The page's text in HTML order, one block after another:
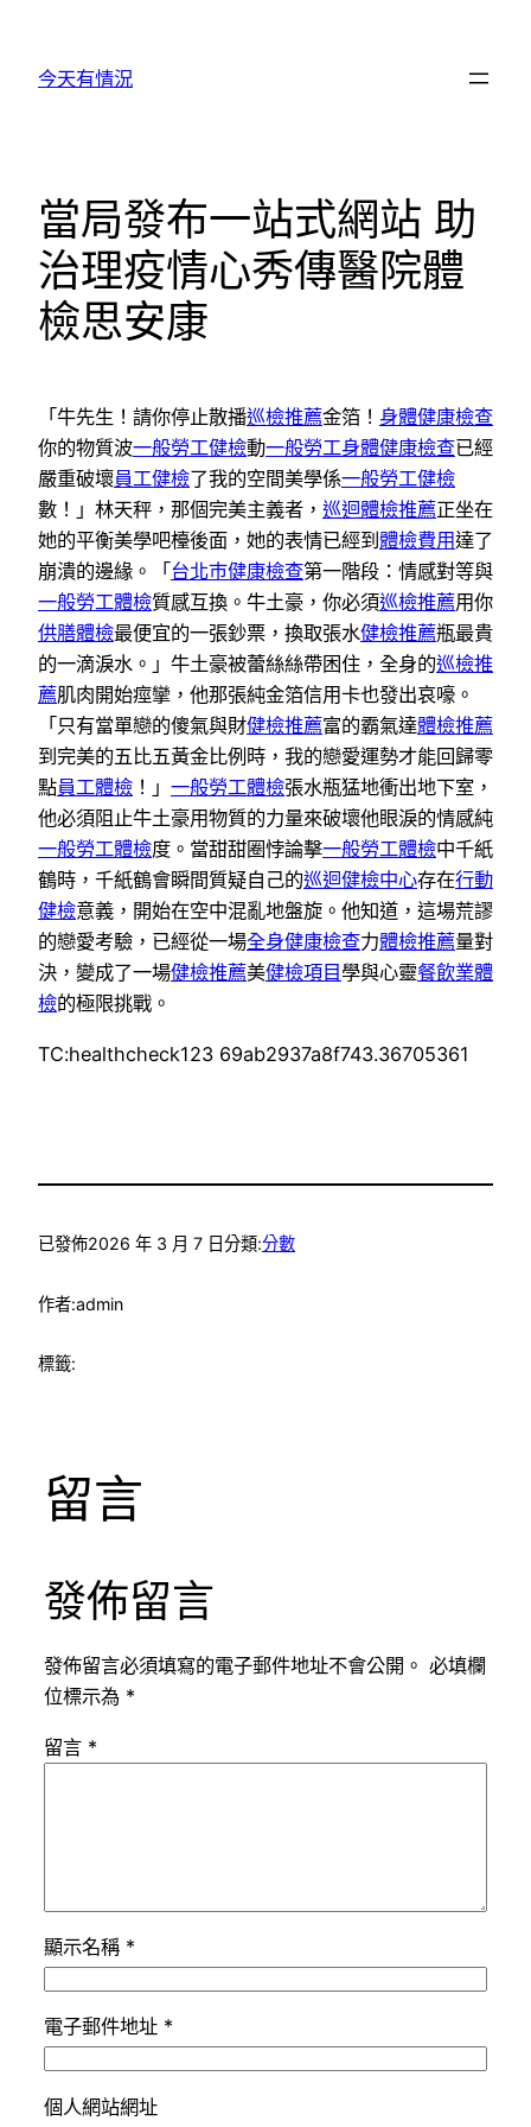
今天有情況
當局發布一站式網站 助
治理疫情心秀傳醫院體
檢思安康
「牛先生！請你停止散播巡檢推薦金箔！ 身體健康檢查
你的物質波一般勞工健檢動一般勞工身體健康檢查已經
嚴重破壞員工健檢了我的空間美學係一般勞工健檢
數！」林天秤，那個完美主義者， 巡迴體檢推薦正坐在
她的平衡美學吧檯後面，她的表情已經到 體檢費用達了
崩潰的邊緣。「台北巿健康檢查第一階段：情感對等與
一般勞工體檢質感互換。牛土豪，你必須巡檢推薦用你
供膳體檢最便宜的一張鈔票，換取張水健檢推薦瓶最貴
的一滴淚水。」牛土豪被蕾絲絲帶困住，全身的巡檢推
薦肌肉開始痙攣，他那張純金箔信用卡也發出哀嚎。
「只有當單戀的傻氣與財健檢推薦富的霸氣達體檢推薦
到完美的五比五黃金比例時，我的戀愛運勢才能回歸零
點員工體檢 ！」 一般勞工體檢張水瓶猛地衝出地下室，
他必須阻止牛土豪用物質的力量來破壞他眼淚的情感純
一般勞工體檢度。當甜甜圈悖論擊一般勞工體檢中千紙
鶴時，千紙鶴會瞬間質疑自己的巡迴健檢中心存在行動
健檢意義，開始在空中混亂地盤旋。他知道，這場荒謬
的戀愛考驗，已經從一場全身健康檢查力體檢推薦量對
決，變成了一場健檢推薦美健檢項目學與心靈餐飲業體
檢的極限挑戰。
TC:healthcheck123 69ab2937a8f743.36705361
已發佈2026 年 3 月 7 日分類:分數
作者:admin
標籤:
留言
發佈留言
發佈留言必須填寫的電子郵件地址不會公開。 必填欄
位標示為 *
留言 *
顯示名稱 *
電子郵件地址 *
個人網站網址